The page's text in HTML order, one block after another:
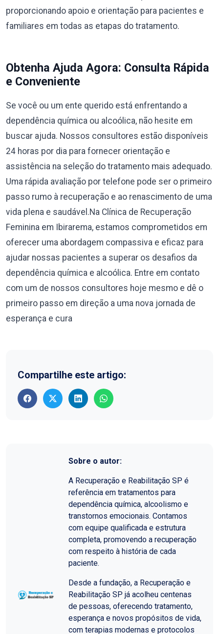
proporcionando apoio e orientação para pacientes e
familiares em todas as etapas do tratamento.
Obtenha Ajuda Agora: Consulta Rápida
e Conveniente
Se você ou um ente querido está enfrentando a
dependência química ou alcoólica, não hesite em
buscar ajuda. Nossos consultores estão disponíveis
24 horas por dia para fornecer orientação e
assistência na seleção do tratamento mais adequado.
Uma rápida avaliação por telefone pode ser o primeiro
passo rumo à recuperação e ao renascimento de uma
vida plena e saudável.Na Clínica de Recuperação
Feminina em Ibirarema, estamos comprometidos em
oferecer uma abordagem compassiva e eficaz para
ajudar nossas pacientes a superar os desafios da
dependência química e alcoólica. Entre em contato
com um de nossos consultores hoje mesmo e dê o
primeiro passo em direção a uma nova jornada de
esperança e cura
Compartilhe este artigo:
Sobre o autor:
A Recuperação e Reabilitação SP é
referência em tratamentos para
dependência química, alcoolismo e
transtornos emocionais. Contamos
com equipe qualificada e estrutura
completa, promovendo a recuperação
com respeito à história de cada
paciente.
Desde a fundação, a Recuperação e
Reabilitação SP já acolheu centenas
de pessoas, oferecendo tratamento,
esperança e novos propósitos de vida,
com terapias modernas e protocolos